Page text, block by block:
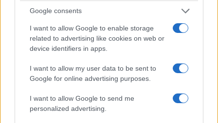
Google consents
I want to allow Google to enable storage
related to advertising like cookies on web or
device identifiers in apps.
I want to allow my user data to be sent to
Google for online advertising purposes.
I want to allow Google to send me
personalized advertising.
ΕΛΛΑΔΑ
Καστοριά: Έκτακτα μέτρα μετά τον εντοπισμό
6/08/2026 - 3:33μμ